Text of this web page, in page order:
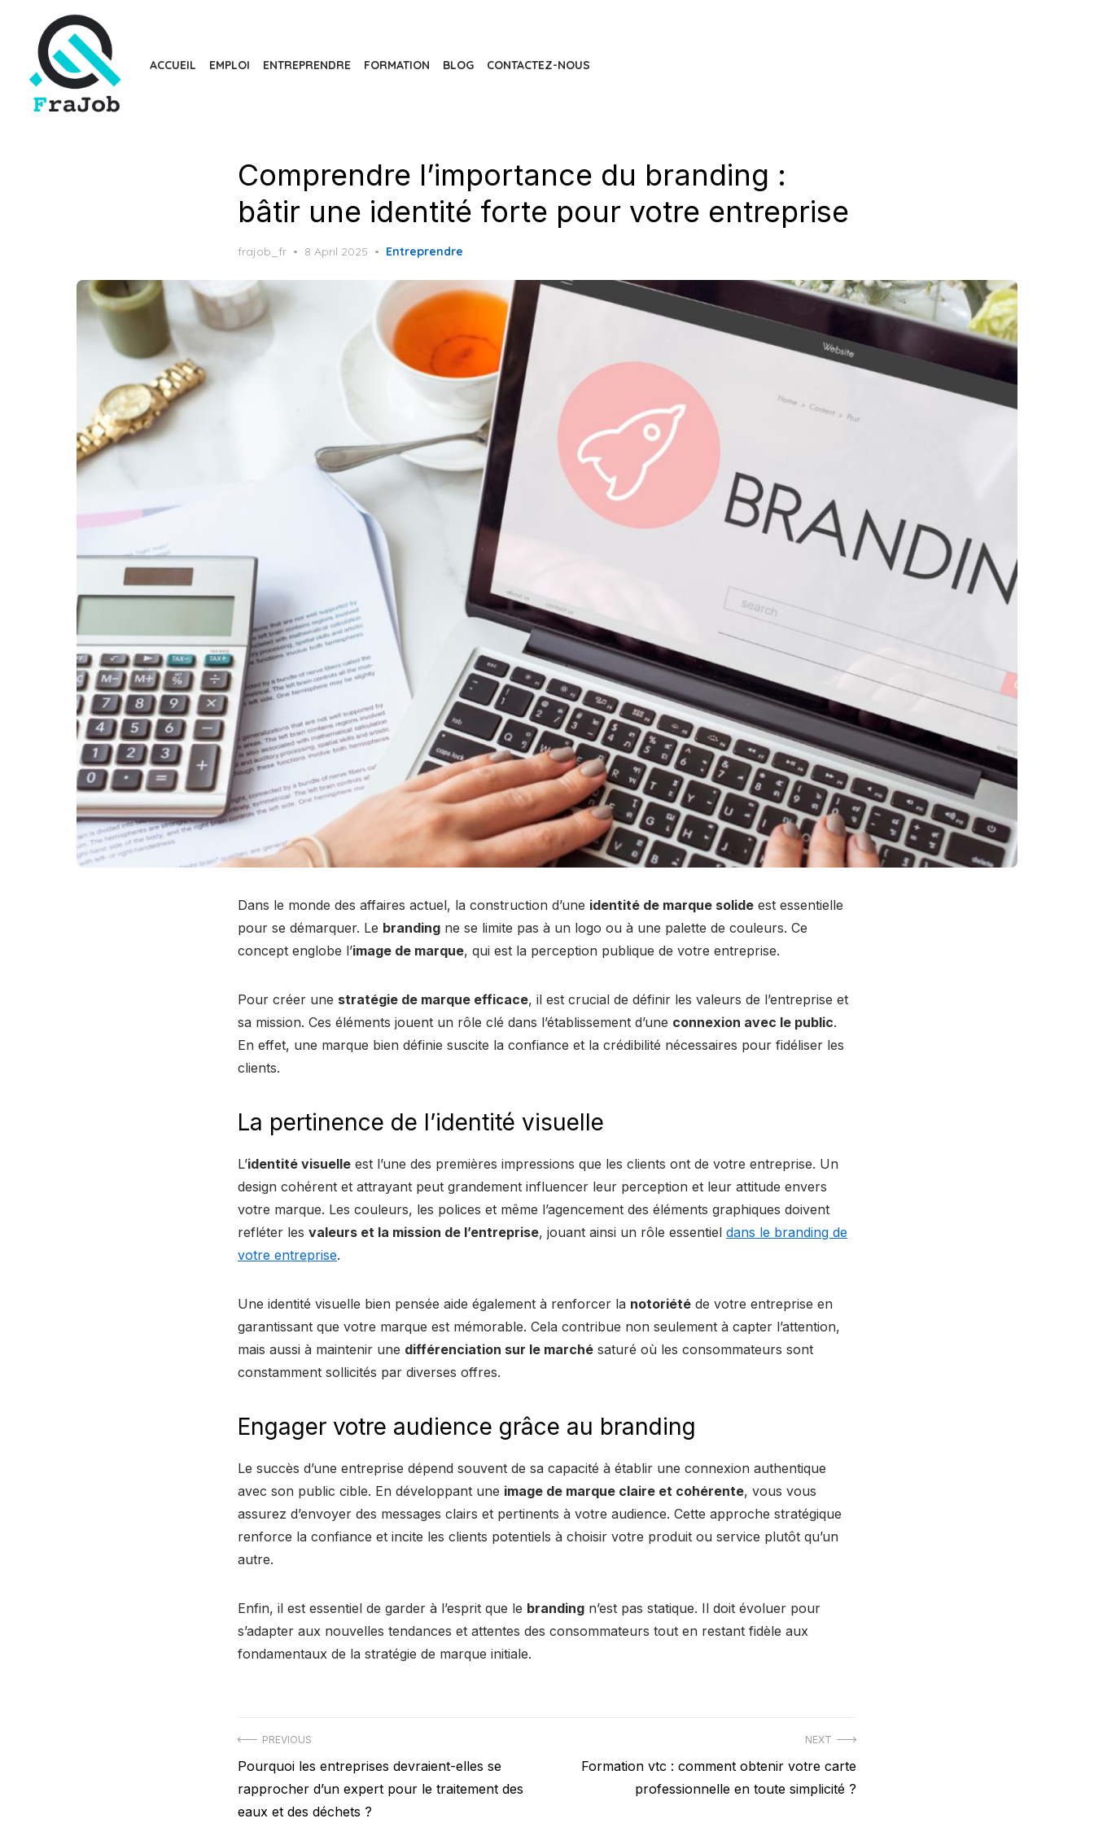
content
ACCUEIL EMPLOI ENTREPRENDRE FORMATION BLOG CONTACTEZ-NOUS
Comprendre l’importance du branding :
bâtir une identité forte pour votre entreprise
frajob_fr
Posted
8 April 2025 Entreprendre
Dans le monde des affaires actuel, la construction d’une identité de marque solide est essentielle
pour se démarquer. Le branding ne se limite pas à un logo ou à une palette de couleurs. Ce
concept englobe l’image de marque, qui est la perception publique de votre entreprise.
Pour créer une stratégie de marque efficace, il est crucial de définir les valeurs de l’entreprise et
sa mission. Ces éléments jouent un rôle clé dans l’établissement d’une connexion avec le public.
En effet, une marque bien définie suscite la confiance et la crédibilité nécessaires pour fidéliser les
clients.
La pertinence de l’identité visuelle
L’identité visuelle est l’une des premières impressions que les clients ont de votre entreprise. Un
design cohérent et attrayant peut grandement influencer leur perception et leur attitude envers
votre marque. Les couleurs, les polices et même l’agencement des éléments graphiques doivent
refléter les valeurs et la mission de l’entreprise, jouant ainsi un rôle essentiel dans le branding de
votre entreprise.
Une identité visuelle bien pensée aide également à renforcer la notoriété de votre entreprise en
garantissant que votre marque est mémorable. Cela contribue non seulement à capter l’attention,
mais aussi à maintenir une différenciation sur le marché saturé où les consommateurs sont
constamment sollicités par diverses offres.
Engager votre audience grâce au branding
Le succès d’une entreprise dépend souvent de sa capacité à établir une connexion authentique
avec son public cible. En développant une image de marque claire et cohérente, vous vous
assurez d’envoyer des messages clairs et pertinents à votre audience. Cette approche stratégique
renforce la confiance et incite les clients potentiels à choisir votre produit ou service plutôt qu’un
autre.
Enfin, il est essentiel de garder à l’esprit que le branding n’est pas statique. Il doit évoluer pour
s’adapter aux nouvelles tendances et attentes des consommateurs tout en restant fidèle aux
fondamentaux de la stratégie de marque initiale.
Post
navigation
PREVIOUS
Previous
post:
Pourquoi les entreprises devraient-elles se
rapprocher d’un expert pour le traitement des
eaux et des déchets ?
NEXT
NextFormation vtc : comment obtenir votre carte
professionnelle en toute simplicité ?